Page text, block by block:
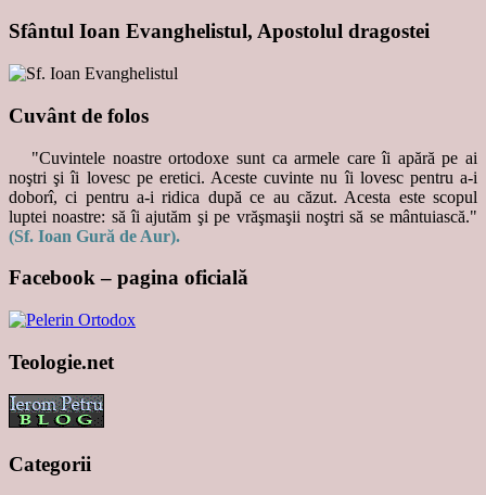
Sfântul Ioan Evanghelistul, Apostolul dragostei
Cuvânt de folos
"Cuvintele noastre ortodoxe sunt ca armele care îi apără pe ai
noştri şi îi lovesc pe eretici. Aceste cuvinte nu îi lovesc pentru a-i
doborî, ci pentru a-i ridica după ce au căzut. Acesta este scopul
luptei noastre: să îi ajutăm şi pe vrăşmaşii noştri să se mântuiască."
(Sf. Ioan Gură de Aur).
Facebook – pagina oficială
Teologie.net
Categorii